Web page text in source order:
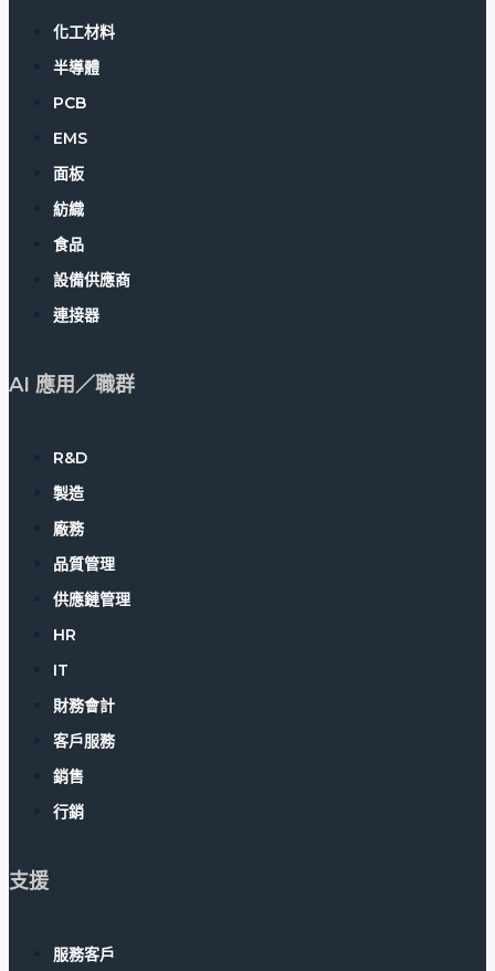
化工材料
半導體
PCB
EMS
面板
紡織
食品
設備供應商
連接器
AI 應用／職群
R&D
製造
廠務
品質管理
供應鏈管理
HR
IT
財務會計
客戶服務
銷售
行銷
支援
服務客戶